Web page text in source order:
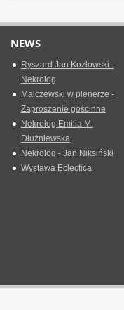
NEWS
Ryszard Jan Kozłowski -
Nekrolog
Malczewski w plenerze -
Zaproszenie gościnne
Nekrolog Emilia M.
Dłużniewska
Nekrolog - Jan Niksiński
Wystawa Eclectica